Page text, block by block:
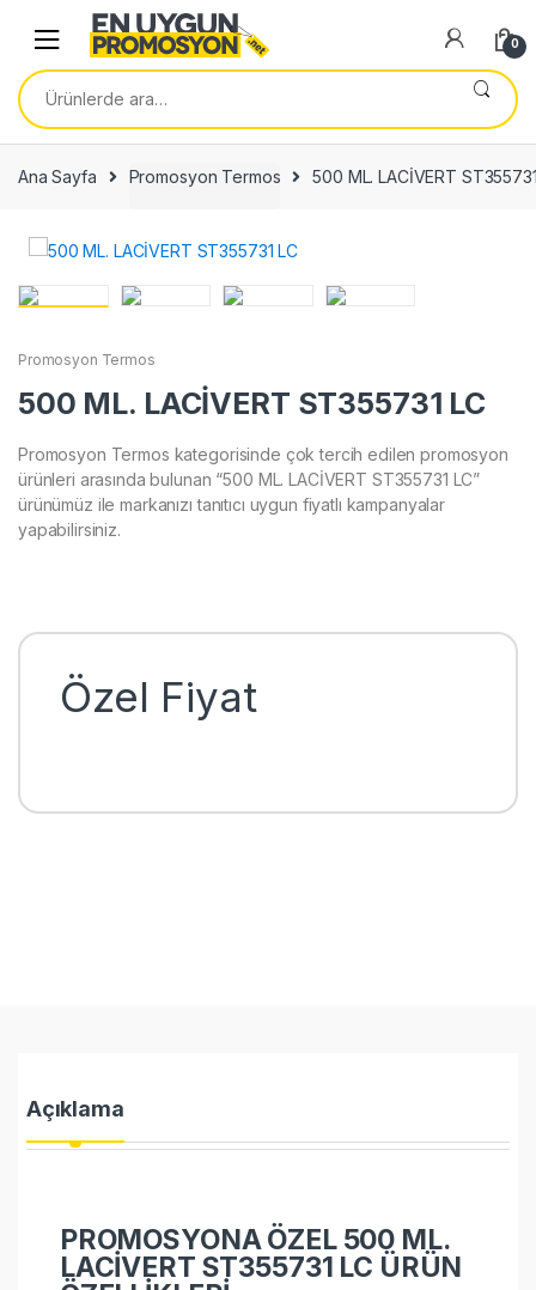
navigation
content
0
Ara:
Ana Sayfa Promosyon Termos 500 ML. LACİVERT
Promosyon Termos
500 ML. LACİVERT ST355731 LC
Promosyon Termos kategorisinde çok tercih edilen promosyon
ürünleri arasında bulunan “500 ML. LACİVERT ST355731 LC”
ürünümüz ile markanızı tanıtıcı uygun fiyatlı kampanyalar
yapabilirsiniz.
Özel Fiyat
Açıklama
PROMOSYONA ÖZEL 500 ML.
LACİVERT ST355731 LC ÜRÜN